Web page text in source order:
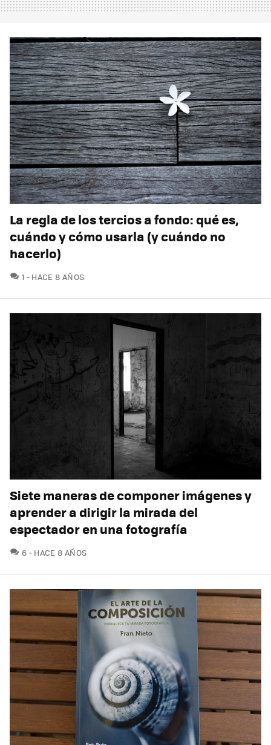
La regla de los tercios a fondo: qué es,
cuándo y cómo usarla (y cuándo no
hacerlo)
1 COMENTARIOS
HACE 8 AÑOS
Siete maneras de componer imágenes y
aprender a dirigir la mirada del
espectador en una fotografía
6 COMENTARIOS
HACE 8 AÑOS